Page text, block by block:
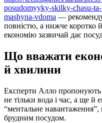
posudomyyky-skilky-chasu-
mashyna-vdoma —
повністю, а нижче коротко
економію зазвичай дає
Що вважати
й хвилини
Експерти Алло
не тільки вода і час, а ще й
“ментальне навантаження”,
брудним посудом.